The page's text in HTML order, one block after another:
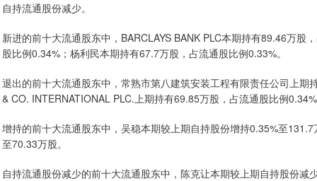
自持流通股份减少。
新进的前十大流通股东中，BARCLAYS BANK PLC本期持有89.46万
股比例0.34%；杨利民本期持有67.7万股，占流通股比例0.33%。
退出的前十大流通股东中，常熟市第八建筑安装工程有限责任公司上
& CO. INTERNATIONAL PLC.上期持有69.85万股，占流通股比例
增持的前十大流通股东中，吴稳本期较上期自持股份增持0.35%至
至70.33万股。
自持流通股份减少的前十大流通股东中，陈克让本期较上期自持股份